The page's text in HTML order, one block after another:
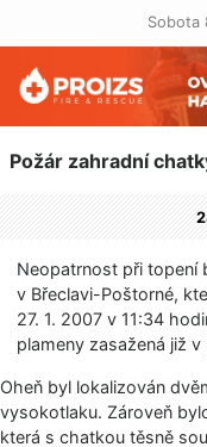
Sobota
Požár zahradní
Neopatrnost při topení
v Břeclavi-Poštorné,
27. 1. 2007 v 11:34
plameny zasažená již
Oheň byl lokalizován
vysokotlaku. Zároveň
která s chatkou těsně